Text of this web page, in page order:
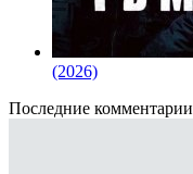
(2026)
Последние комментарии